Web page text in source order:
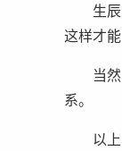
生辰五
这样才
当然，
系。
以上，